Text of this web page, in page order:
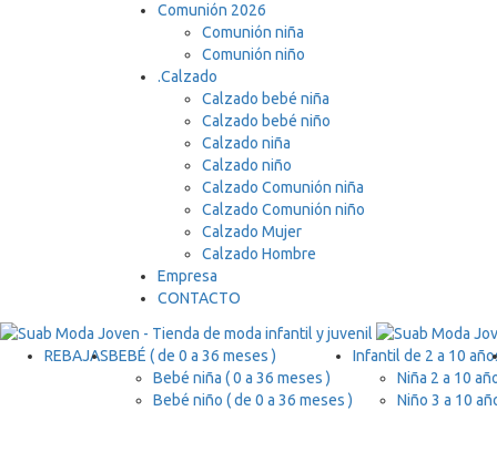
Comunión 2026
Comunión niña
Comunión niño
.Calzado
Calzado bebé niña
Calzado bebé niño
Calzado niña
Calzado niño
Calzado Comunión niña
Calzado Comunión niño
Calzado Mujer
Calzado Hombre
Empresa
CONTACTO
REBAJASBEBÉ ( de 0 a 36 meses )
Bebé niña ( 0 a 36 meses )
Bebé niño ( de 0 a 36 meses )
Infantil de 2 a 10
Niña 2 a 10
Niño 3 a 10